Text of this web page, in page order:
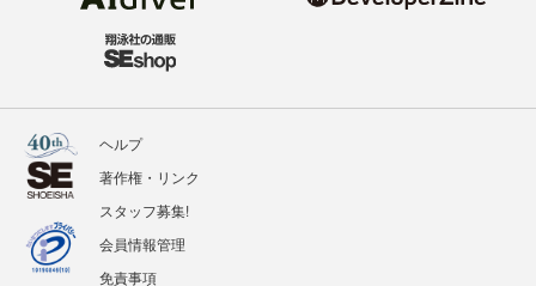
ヘルプ
著作権・リンク
スタッフ募集!
会員情報管理
免責事項